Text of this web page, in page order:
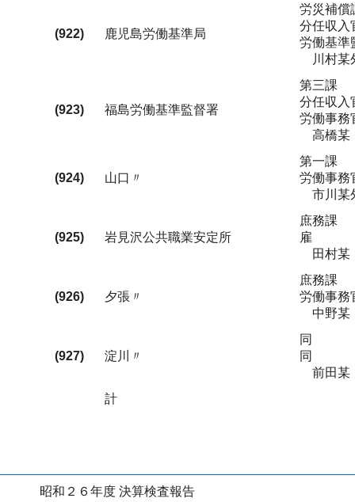
(922) 鹿児島労働基準局
労災補償
分任収入
労働基準
川村某
(923) 福島労働基準監督署
第三課
分任収入
労働事務
高橋某
(924) 山口〃
第一課
労働事務
市川某
(925) 岩見沢公共職業安定所
庶務課
雇
田村某
(926) 夕張〃
庶務課
労働事務
中野某
(927) 淀川〃
同
同
前田某
計
昭和２６年度 決算検査報告